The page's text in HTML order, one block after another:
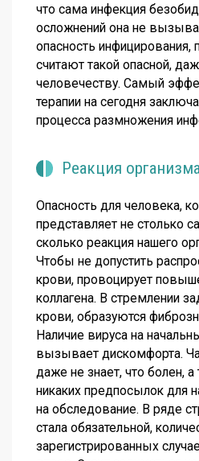
что сама инфекция
осложнений она не
опасность инфицирования,
считают такой опасной,
человечеству. Самый
терапии на сегодня
процесса размножения
Реакция организма
Опасность для человека,
представляет не столько
сколько реакция нашего
Чтобы не допустить
крови, провоцирует
коллагена. В стремлении
крови, образуются
Наличие вируса на
вызывает дискомфорта.
даже не знает, что болен,
никаких предпосылок для
на обследование. В ряде
стала обязательной,
зарегистрированных